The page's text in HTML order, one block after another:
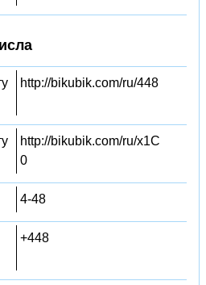
http://bikubik.com/ru/448
http://bikubik.com/ru/x1C
0
4-48
+448